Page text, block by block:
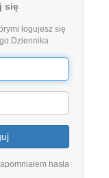
się
logujesz się
Dziennika
hasła